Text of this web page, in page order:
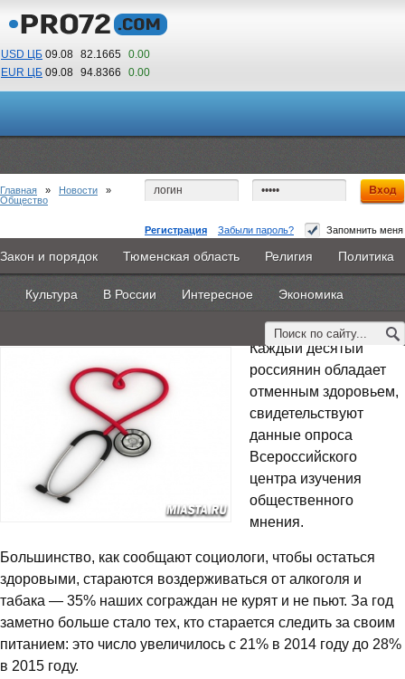
USD ЦБ 09.08 82.1665 0.00
EUR ЦБ 09.08 94.8366 0.00
10 44
По Гринвичу (GMT +5)
Регистрация Забыли пароль? Запомнить меня
Главная Новости Объявления КНИГИ ВестиNet
Каталоги 9PS Прочее
Закон и порядок Тюменская область Религия Политика
Культура В России Интересное Экономика
Главная » Новости »
Общество
Только десятая часть россиян считают себя
абсолютно здоровыми
Каждый десятый
россиянин обладает
отменным здоровьем,
свидетельствуют
данные опроса
Всероссийского
центра изучения
общественного
мнения.
Большинство, как сообщают социологи, чтобы остаться
здоровыми, стараются воздерживаться от алкоголя и
табака — 35% наших сограждан не курят и не пьют. За год
заметно больше стало тех, кто старается следить за своим
питанием: это число увеличилось с 21% в 2014 году до 28%
в 2015 году.